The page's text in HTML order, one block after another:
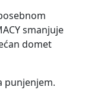
smanjuje
domet
punjenjem.